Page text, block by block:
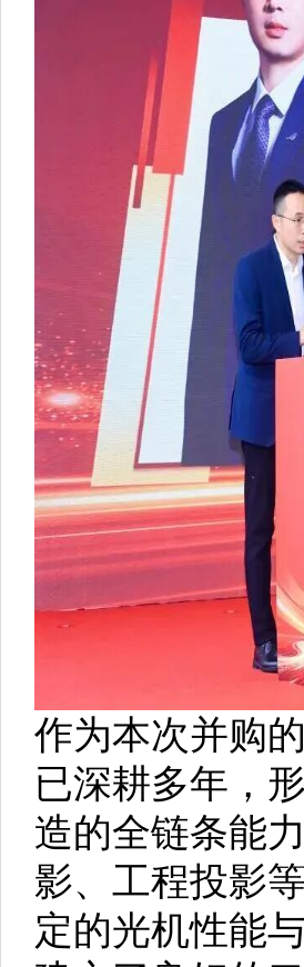
作为本次并购
已深耕多年，
造的全链条能
影、工程投影
定的光机性能